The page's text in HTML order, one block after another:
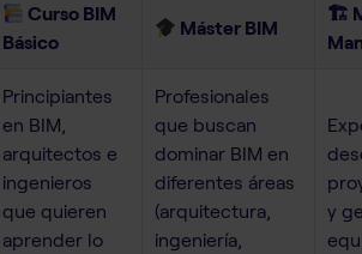
Curso BIM
Básico
Máster BIM
🏗
Principiantes
en BIM,
arquitectos e
ingenieros
que quieren
aprender lo
Profesionales
que buscan
dominar BIM en
diferentes áreas
(arquitectura,
ingeniería,
y